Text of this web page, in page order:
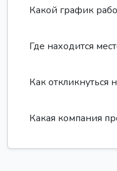
Какой график
Где находится
Как откликнуться
Какая компания